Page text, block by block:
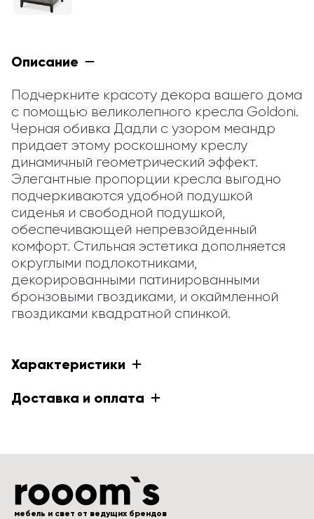
Описание
Подчеркните красоту декора вашего дома
с помощью великолепного кресла Goldoni.
Черная обивка Дадли с узором меандр
придает этому роскошному креслу
динамичный геометрический эффект.
Элегантные пропорции кресла выгодно
подчеркиваются удобной подушкой
сиденья и свободной подушкой,
обеспечивающей непревзойденный
комфорт. Стильная эстетика дополняется
округлыми подлокотниками,
декорированными патинированными
бронзовыми гвоздиками, и окаймленной
гвоздиками квадратной спинкой.
Характеристики
Доставка и оплата
мебель и свет от ведущих брендов